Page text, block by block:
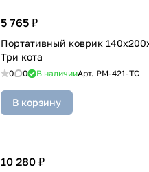
5 765 ₽
Портативный коврик
Три кота
0 0 В наличииАрт. PM-421-TC
В корзину
10 280 ₽